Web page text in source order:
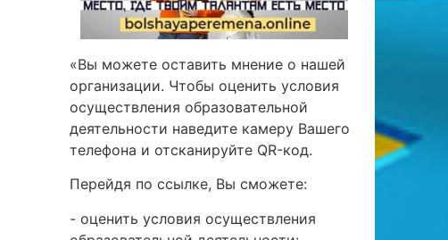
«Вы можете оставить мнение о нашей
организации. Чтобы оценить условия
осуществления образовательной
деятельности наведите камеру Вашего
телефона и отсканируйте QR-код.
Перейдя по ссылке, Вы сможете:
- оценить условия осуществления